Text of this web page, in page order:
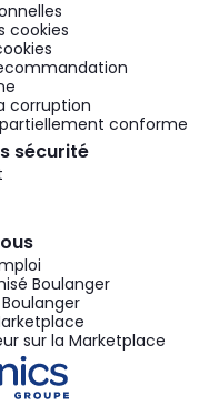
cookies
corruption
conforme
sécurité
Boulanger
sur la Marketplace